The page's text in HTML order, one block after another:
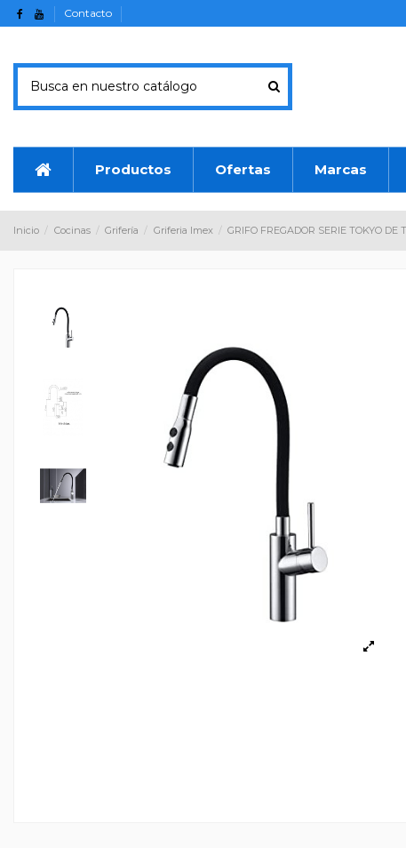
Contacto
Productos Ofertas Marcas
Inicio Cocinas Grifería Griferia Imex GRIFO FREGADOR SERIE TOKYO